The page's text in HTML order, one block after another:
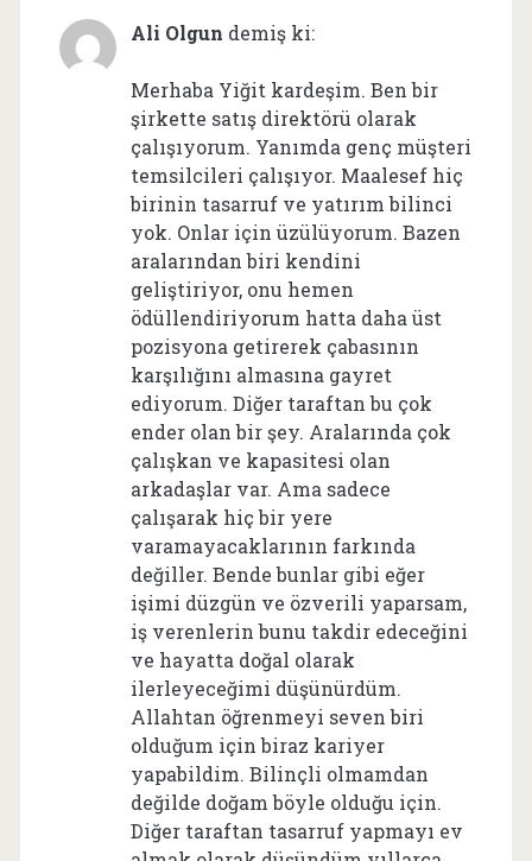
Ali Olgun demiş ki:
Merhaba Yiğit kardeşim. Ben bir
şirkette satış direktörü olarak
çalışıyorum. Yanımda genç müşteri
temsilcileri çalışıyor. Maalesef hiç
birinin tasarruf ve yatırım bilinci
yok. Onlar için üzülüyorum. Bazen
aralarından biri kendini
geliştiriyor, onu hemen
ödüllendiriyorum hatta daha üst
pozisyona getirerek çabasının
karşılığını almasına gayret
ediyorum. Diğer taraftan bu çok
ender olan bir şey. Aralarında çok
çalışkan ve kapasitesi olan
arkadaşlar var. Ama sadece
çalışarak hiç bir yere
varamayacaklarının farkında
değiller. Bende bunlar gibi eğer
işimi düzgün ve özverili yaparsam,
iş verenlerin bunu takdir edeceğini
ve hayatta doğal olarak
ilerleyeceğimi düşünürdüm.
Allahtan öğrenmeyi seven biri
olduğum için biraz kariyer
yapabildim. Bilinçli olmamdan
değilde doğam böyle olduğu için.
Diğer taraftan tasarruf yapmayı ev